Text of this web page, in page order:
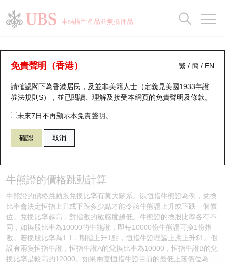
本結構性產品並無抵押品
繁 / 簡 / EN
免責聲明（香港）
請確認閣下為香港居民，及並非美籍人士（定義見美國1933年證
券法規則S），並已閱讀、理解及接受本網頁的免責聲明及條款。
未來7日不再顯示本免責聲明。
確認 取消
牛熊證投資者教育 - 牛熊證運作 (5)
牛熊證知多啲
牛熊證的價格跳動計算
牛熊證的價格跳動跟兌換比率有莫大關系。以恒指牛熊證為例，兌換
比率會決定恒指上升或下跌多少點才能令該牛熊證上升或下跌一個價
位。兌換比率越高，對指數的敏感度越低。牛熊證的換股比率各有不
同，如換股比率為10000的牛熊證，即每10000份牛熊證可換1份指
數。若換股比率為1:1，期指上升1點，恒指牛證理論上應上升$1。假
設有兩隻恒指牛證，恒指牛證A的兌換比率為10000，恒指牛證B的兌
換比率是較高的12000。如果兩隻恒指牛證目前的最低上落價位為
瑞銀認股證一覽
新發行瑞銀認股證
即將到期認股證
認股證到期結算價查詢
認股證分析儀
引伸波幅比較圖
認股證/牛熊證日誌
街貨統計
比較
牛熊全景快搜
牛熊證搜尋
牛熊證街貨分佈圖
正股牛熊證列表
新發行瑞銀牛熊證
即將到期牛熊證
牛熊證到期結算價查詢
街貨統計
比較
十大升幅/跌幅
十大認股證成交分佈
十天股證佔大市成交
資金流
街貨統計
正股分析儀
二十大活躍股份
恒指成份股
國指成份股
科指成份股
業績及經濟日曆
中資ETFs溢價比較
持股比重
顯示所有持股比重
每月輪證大市專題
輪證專欄
講座及教育短片
認股證投資者教育
牛熊證投資者教育